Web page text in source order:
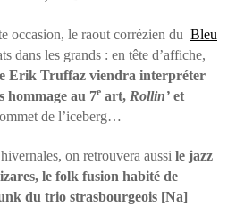
occasion, le raout corrézien du Bleu
dans les grands : en tête d’affiche,
Erik Truffaz viendra interpréter
hommage au 7e art, Rollin’ et
de l’iceberg…
on retrouvera aussi le jazz
le folk fusion habité de
du trio strasbourgeois [Na]